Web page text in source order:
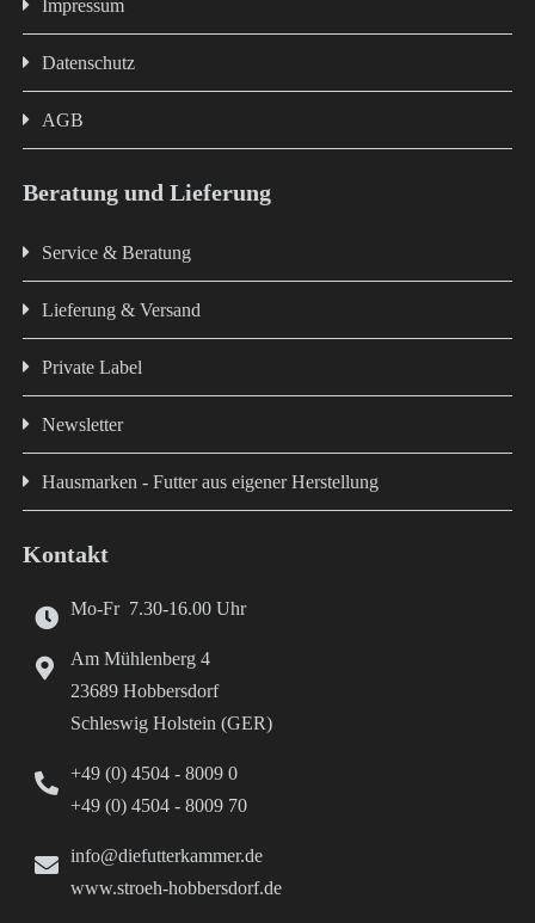
Impressum
Datenschutz
AGB
Beratung und Lieferung
Service & Beratung
Lieferung & Versand
Private Label
Newsletter
Hausmarken - Futter aus eigener Herstellung
Kontakt
Mo-Fr 7.30-16.00 Uhr
Am Mühlenberg 4
23689 Hobbersdorf
Schleswig Holstein (GER)
+49 (0) 4504 - 8009 0
+49 (0) 4504 - 8009 70
info@diefutterkammer.de
www.stroeh-hobbersdorf.de